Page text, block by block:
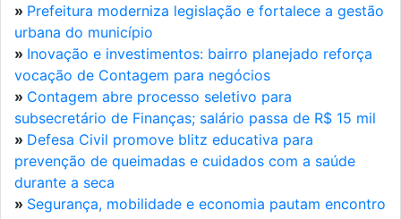
» Prefeitura moderniza legislação e fortalece a gestão
urbana do município
» Inovação e investimentos: bairro planejado reforça
vocação de Contagem para negócios
» Contagem abre processo seletivo para
subsecretário de Finanças; salário passa de R$ 15 mil
» Defesa Civil promove blitz educativa para
prevenção de queimadas e cuidados com a saúde
durante a seca
» Segurança, mobilidade e economia pautam encontro